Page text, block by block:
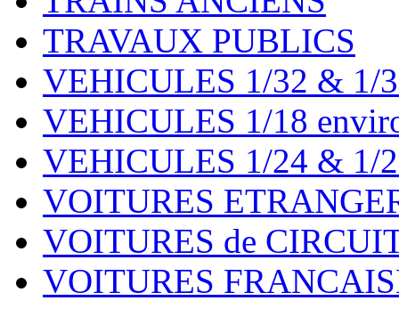
TRAVAUX PUBLICS
VEHICULES 1/32 & 1/
VEHICULES 1/18
VEHICULES 1/24 & 1/
VOITURES
VOITURES de
VOITURES